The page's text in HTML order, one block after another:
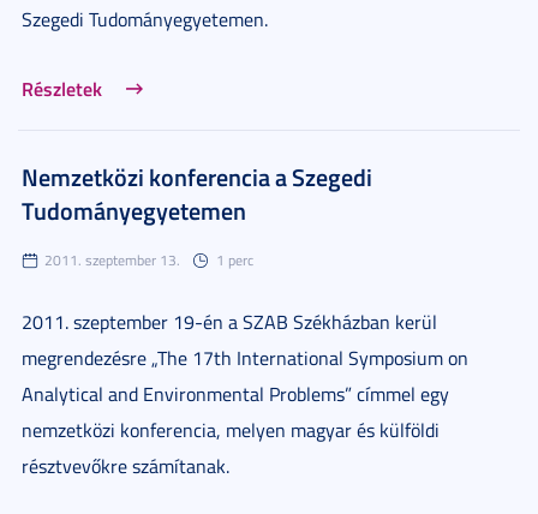
Szegedi Tudományegyetemen.
Részletek
Nemzetközi konferencia a Szegedi
Tudományegyetemen
2011. szeptember 13. 1 perc
2011. szeptember 19-én a SZAB Székházban kerül
megrendezésre „The 17th International Symposium on
Analytical and Environmental Problems” címmel egy
nemzetközi konferencia, melyen magyar és külföldi
résztvevőkre számítanak.